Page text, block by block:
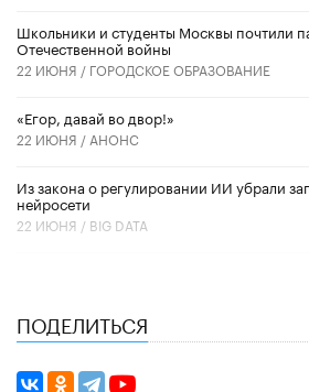
Школьники и студенты Москвы почтили
Отечественной войны
22 ИЮНЯ / ГОРОДСКОЕ ОБРАЗОВАНИЕ
«Егор, давай во двор!»
22 ИЮНЯ / АНОНС
Из закона о регулировании ИИ убрали
нейросети
22 ИЮНЯ / BIG DATA
ПОДЕЛИТЬСЯ